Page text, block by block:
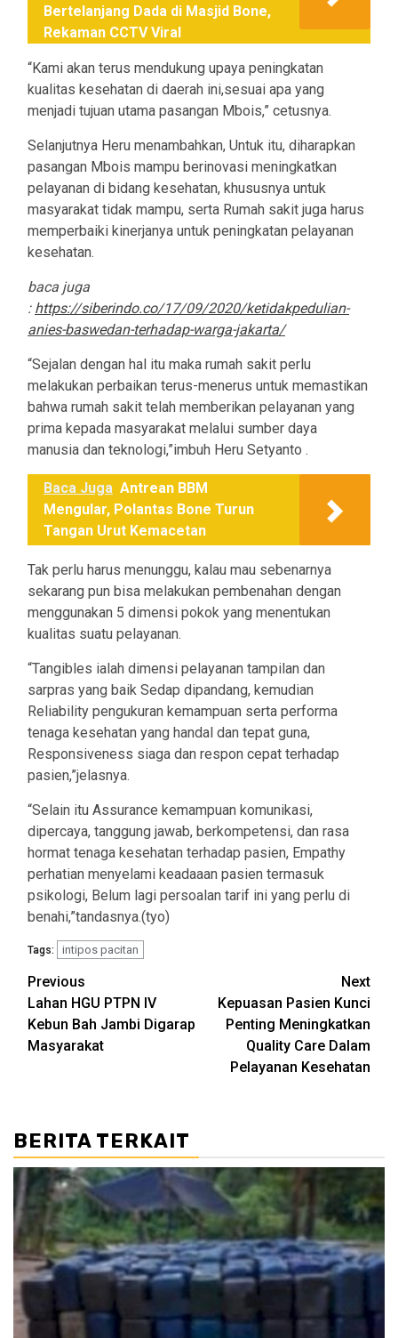
Bertelanjang Dada di Masjid Bone,
Rekaman CCTV Viral
“Kami akan terus mendukung upaya peningkatan
kualitas kesehatan di daerah ini,sesuai apa yang
menjadi tujuan utama pasangan Mbois,” cetusnya.
Selanjutnya Heru menambahkan, Untuk itu, diharapkan
pasangan Mbois mampu berinovasi meningkatkan
pelayanan di bidang kesehatan, khususnya untuk
masyarakat tidak mampu, serta Rumah sakit juga harus
memperbaiki kinerjanya untuk peningkatan pelayanan
kesehatan.
baca juga
: https://siberindo.co/17/09/2020/ketidakpedulian-
anies-baswedan-terhadap-warga-jakarta/
“Sejalan dengan hal itu maka rumah sakit perlu
melakukan perbaikan terus-menerus untuk memastikan
bahwa rumah sakit telah memberikan pelayanan yang
prima kepada masyarakat melalui sumber daya
manusia dan teknologi,”imbuh Heru Setyanto .
Baca Juga Antrean BBM
Mengular, Polantas Bone Turun
Tangan Urut Kemacetan
Tak perlu harus menunggu, kalau mau sebenarnya
sekarang pun bisa melakukan pembenahan dengan
menggunakan 5 dimensi pokok yang menentukan
kualitas suatu pelayanan.
“Tangibles ialah dimensi pelayanan tampilan dan
sarpras yang baik Sedap dipandang, kemudian
Reliability pengukuran kemampuan serta performa
tenaga kesehatan yang handal dan tepat guna,
Responsiveness siaga dan respon cepat terhadap
pasien,”jelasnya.
“Selain itu Assurance kemampuan komunikasi,
dipercaya, tanggung jawab, berkompetensi, dan rasa
hormat tenaga kesehatan terhadap pasien, Empathy
perhatian menyelami keadaaan pasien termasuk
psikologi, Belum lagi persoalan tarif ini yang perlu di
benahi,”tandasnya.(tyo)
Tags: intipos pacitan
Post
navigation
Previous
Lahan HGU PTPN IV
Kebun Bah Jambi Digarap
Masyarakat
Next
Kepuasan Pasien Kunci
Penting Meningkatkan
Quality Care Dalam
Pelayanan Kesehatan
BERITA TERKAIT